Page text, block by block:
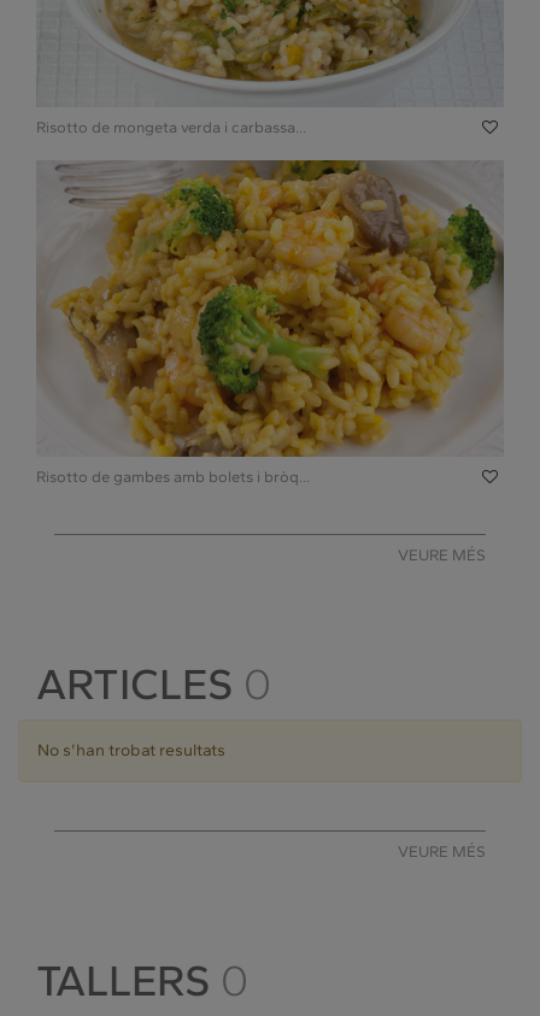
Risotto de mongeta verda i carbassa...
Risotto de gambes amb bolets i bròq...
VEURE MÉS
ARTICLES 0
No s'han trobat resultats
VEURE MÉS
TALLERS 0